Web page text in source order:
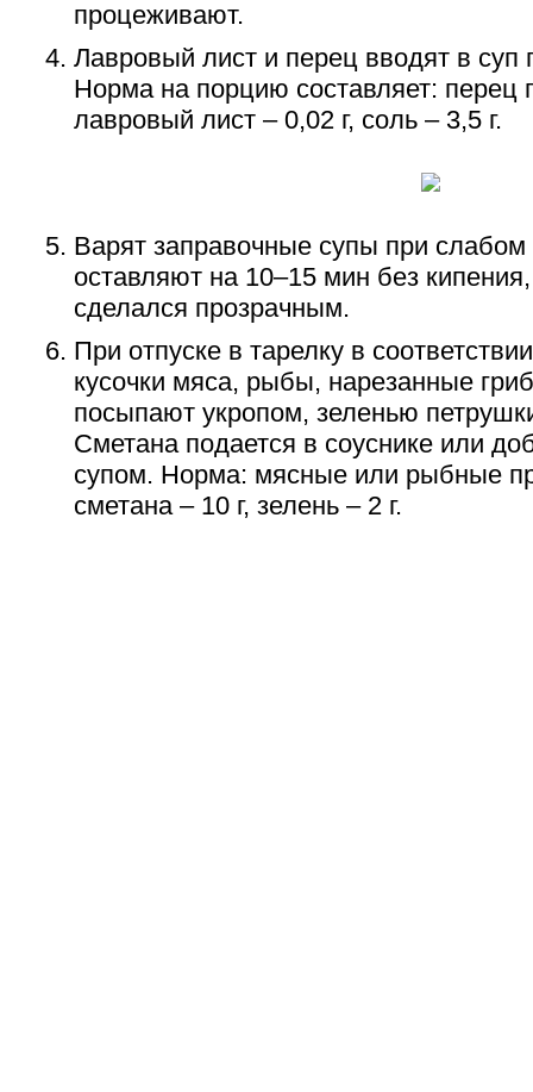
процеживают.
Лавровый лист и перец вводят в суп
Норма на порцию составляет: перец
лавровый лист – 0,02 г, соль – 3,5 г.
Варят заправочные супы при слабом
оставляют на 10–15 мин без
сделался прозрачным.
При отпуске в тарелку в
кусочки мяса, рыбы, нарезанные
посыпают укропом, зеленью
Сметана подается в соуснике или
супом. Норма: мясные или рыбные
сметана – 10 г, зелень – 2 г.